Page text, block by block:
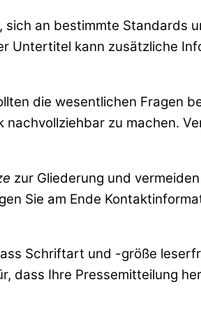
sich an bestimmte Standards
Untertitel kann zusätzliche
die wesentlichen Fragen
zu machen.
zur Gliederung und
Sie am Ende
Schriftart und -größe
dass Ihre Pressemitteilung